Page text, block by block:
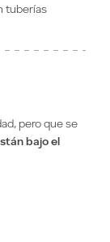
tuberías
pero que se
bajo el